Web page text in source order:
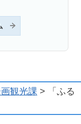
観光課 > 「ふる